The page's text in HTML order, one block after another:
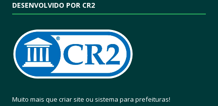
DESENVOLVIDO POR CR2
Muito mais que criar site ou sistema para prefeituras!